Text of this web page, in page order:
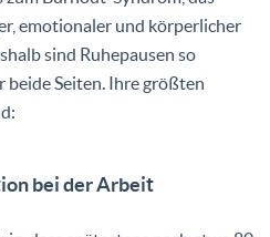
emotionaler und körperlicher
sind Ruhepausen so
Seiten. Ihre größten
bei der Arbeit